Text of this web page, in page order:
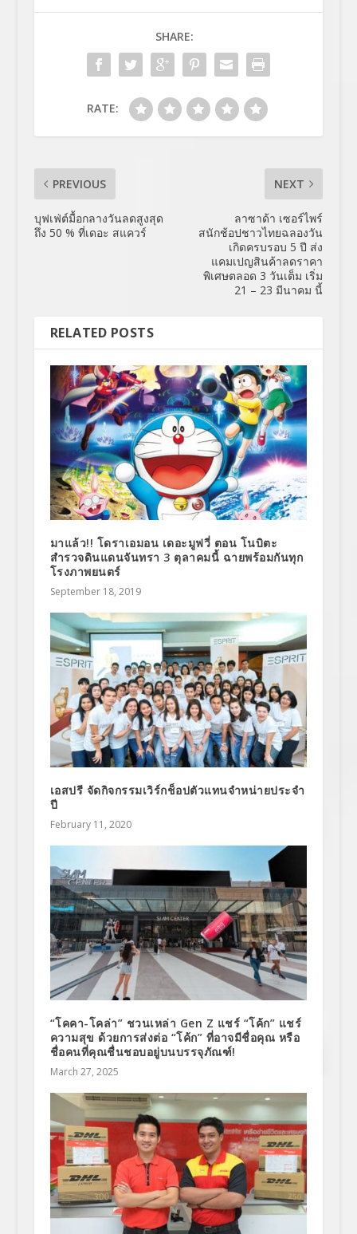
SHARE:
RATE:
PREVIOUS
บุฟเฟ่ต์มื้อกลางวันลดสูงสุด
ถึง 50 % ที่เดอะ สแควร์
NEXT
ลาซาด้า เซอร์ไพร์
สนักช้อปชาวไทยฉลองวัน
เกิดครบรอบ 5 ปี ส่ง
แคมเปญสินค้าลดราคา
พิเศษตลอด 3 วันเต็ม เริ่ม
21 – 23 มีนาคม นี้
RELATED POSTS
มาแล้ว!! โดราเอมอน เดอะมูฟวี่ ตอน โนบิตะ
สำรวจดินแดนจันทรา 3 ตุลาคมนี้ ฉายพร้อมกันทุก
โรงภาพยนตร์
September 18, 2019
เอสปรี จัดกิจกรรมเวิร์กช็อปตัวแทนจำหน่ายประจำ
ปี
February 11, 2020
“โคคา-โคล่า” ชวนเหล่า Gen Z แชร์ “โค้ก” แชร์
ความสุข ด้วยการส่งต่อ “โค้ก” ที่อาจมีชื่อคุณ หรือ
ชื่อคนที่คุณชื่นชอบอยู่บนบรรจุภัณฑ์!
March 27, 2025